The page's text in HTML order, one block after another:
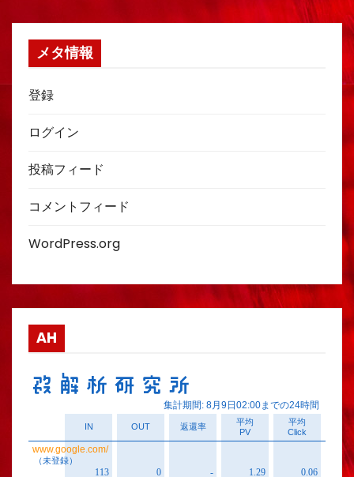
メタ情報
登録
ログイン
投稿フィード
コメントフィード
WordPress.org
AH